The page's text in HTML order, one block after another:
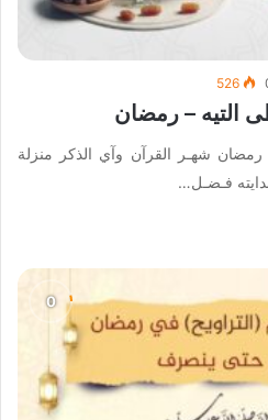
526
التيه – رمضان
شهـر القرآن وآي الذكر منزلة
فـضـل…